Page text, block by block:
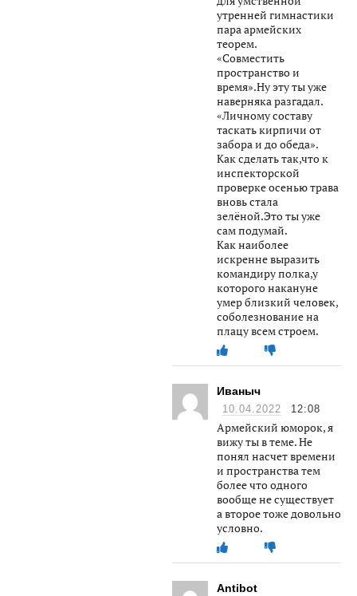
утренней гимнастики
пара армейских
теорем.
«Совместить
пространство и
время».Ну эту ты уже
наверняка разгадал.
«Личному составу
таскать кирпичи от
забора и до обеда».
Как сделать так,что к
инспекторской
проверке осенью трава
вновь стала
зелёной.Это ты уже
сам подумай.
Как наиболее
искренне выразить
командиру полка,у
которого накануне
умер близкий человек,
соболезнование на
плацу всем строем.
Иваныч
10.04.2022 12:08
Армейский юморок, я
вижу ты в теме. Не
понял насчет времени
и пространства тем
более что одного
вообще не существует
а второе тоже довольно
условно.
Antibot